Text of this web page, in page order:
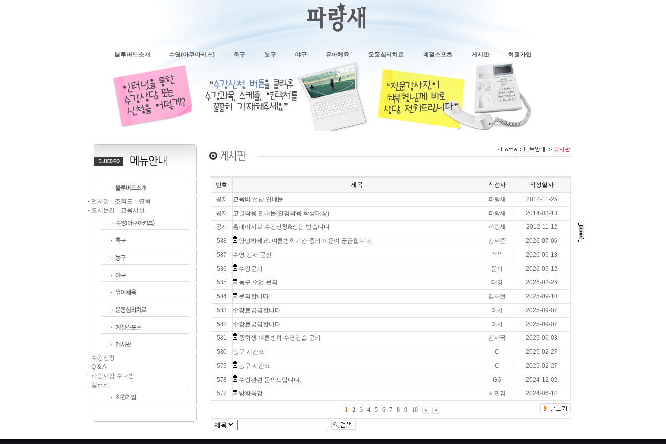
블루버드소개 수영(아쿠아키즈) 축구 농구 야구 유아체육 운동심리치료 계절스포츠 게시판 회원가입
- 인사말ㆍ조직도ㆍ연혁
- 오시는길ㆍ교육시설
- 수강신청
- Q & A
- 파랑새맘 수다방
- 갤러리
번호 제목 작성자 작성일자
공지 교육비 선납 안내문 파랑새
2014-11-25
공지
고글착용 안내문(안경착용 학생대상) 파랑새
2014-03-18
공지
홈페이지로 수강신청&상담 받습니다 파랑새
2012-11-12
588
안녕하세요. 여름방학기간 중의 이용이 궁금합니다. 김세준
2026-07-06
587
수영 강사 문신 ****
2026-06-13
586
수강문의 문의
2026-05-12
585
농구 수업 문의 태경
2026-02-26
584
문의합니다 김채현
2025-09-10
583
수강료궁금합니다 이서
2025-09-07
582
수강료궁금합니다 이서
2025-09-07
581
중학생 여름방학 수영강습 문의 김재국
2025-06-03
580
농구 시간표 C
2025-02-27
579
농구 시간표 C
2025-02-27
578
수강관련 문의드립니다. GG
2024-12-02
577
방학특강 서민경 2024-06-14
1 2 3 4 5 6 7 8 9 10